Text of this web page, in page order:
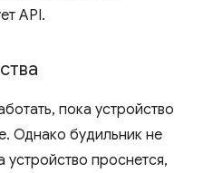
API.
пока устройство
Однако будильник не
устройство проснется,